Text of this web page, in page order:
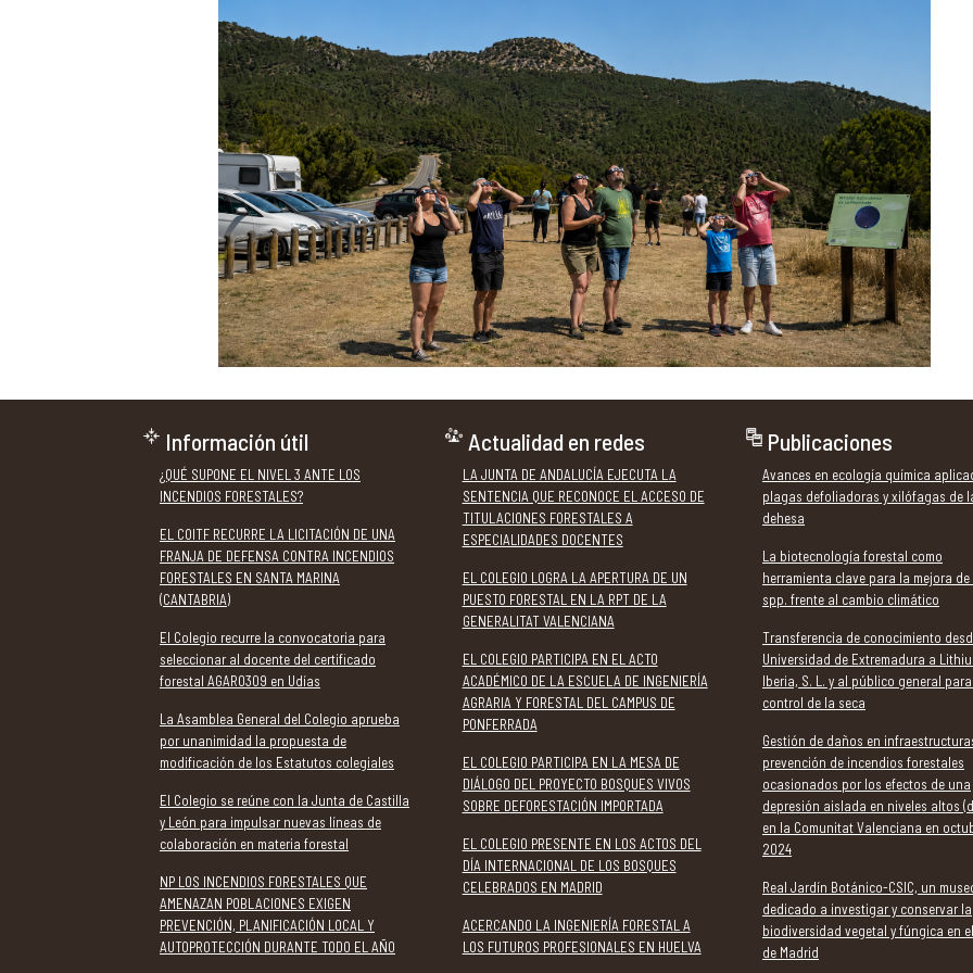
Información útil
¿QUÉ SUPONE EL NIVEL 3 ANTE LOS
INCENDIOS FORESTALES?
EL COITF RECURRE LA LICITACIÓN DE UNA
FRANJA DE DEFENSA CONTRA INCENDIOS
FORESTALES EN SANTA MARINA
(CANTABRIA)
El Colegio recurre la convocatoria para
seleccionar al docente del certificado
forestal AGAR0309 en Udías
La Asamblea General del Colegio aprueba
por unanimidad la propuesta de
modificación de los Estatutos colegiales
El Colegio se reúne con la Junta de Castilla
y León para impulsar nuevas líneas de
colaboración en materia forestal
NP LOS INCENDIOS FORESTALES QUE
AMENAZAN POBLACIONES EXIGEN
PREVENCIÓN, PLANIFICACIÓN LOCAL Y
AUTOPROTECCIÓN DURANTE TODO EL AÑO
Actualidad en redes
LA JUNTA DE ANDALUCÍA EJECUTA LA
SENTENCIA QUE RECONOCE EL ACCESO DE
TITULACIONES FORESTALES A
ESPECIALIDADES DOCENTES
EL COLEGIO LOGRA LA APERTURA DE UN
PUESTO FORESTAL EN LA RPT DE LA
GENERALITAT VALENCIANA
EL COLEGIO PARTICIPA EN EL ACTO
ACADÉMICO DE LA ESCUELA DE INGENIERÍA
AGRARIA Y FORESTAL DEL CAMPUS DE
PONFERRADA
EL COLEGIO PARTICIPA EN LA MESA DE
DIÁLOGO DEL PROYECTO BOSQUES VIVOS
SOBRE DEFORESTACIÓN IMPORTADA
EL COLEGIO PRESENTE EN LOS ACTOS DEL
DÍA INTERNACIONAL DE LOS BOSQUES
CELEBRADOS EN MADRID
ACERCANDO LA INGENIERÍA FORESTAL A
LOS FUTUROS PROFESIONALES EN HUELVA
Publicaciones
Avances en ecología química
plagas defoliadoras y xilófagas de
dehesa
La biotecnología forestal como
herramienta clave para la mejora de
spp. frente al cambio climático
Transferencia de conocimiento
Universidad de Extremadura a
Iberia, S. L. y al público general
control de la seca
Gestión de daños en
prevención de incendios forestales
ocasionados por los efectos de una
depresión aislada en niveles altos
en la Comunitat Valenciana en
2024
Real Jardín Botánico-CSIC, un
dedicado a investigar y conservar la
biodiversidad vegetal y fúngica en
de Madrid